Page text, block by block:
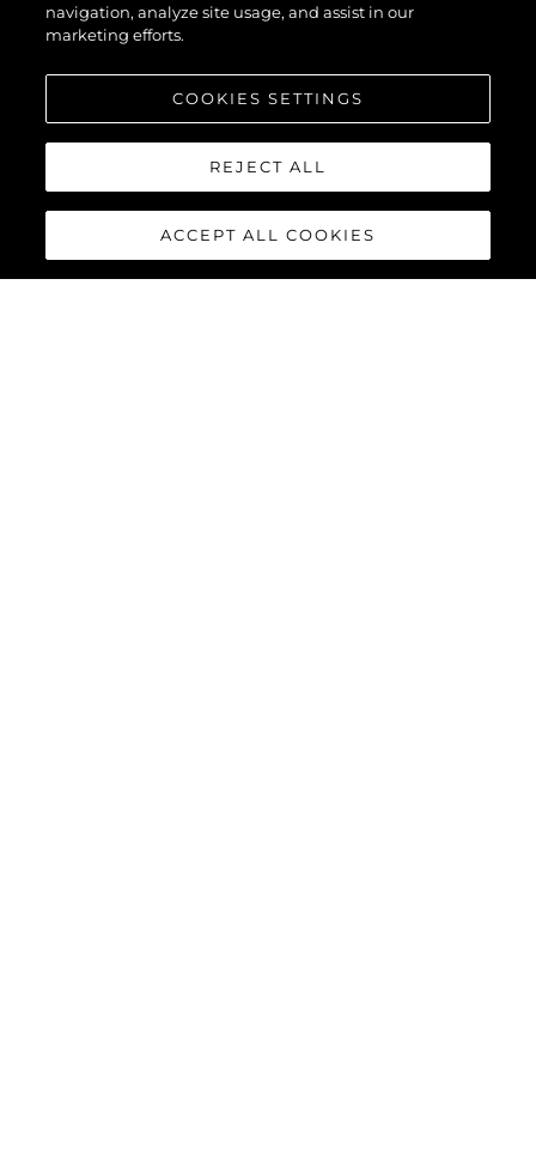
navigation, analyze site usage, and assist in our
marketing efforts.
COOKIES SETTINGS
REJECT ALL
ACCEPT ALL COOKIES